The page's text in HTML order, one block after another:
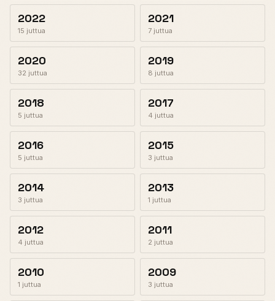
2022
15 juttua
2021
7 juttua
2020
32 juttua
2019
8 juttua
2018
5 juttua
2017
4 juttua
2016
5 juttua
2015
3 juttua
2014
3 juttua
2013
1 juttua
2012
4 juttua
2011
2 juttua
2010
1 juttua
2009
3 juttua